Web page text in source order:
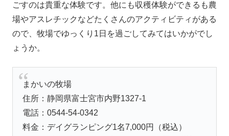
ごすのは貴重な体験です。他にも収穫体験ができるも農
場やアスレチックなどたくさんのアクティビティがある
ので、牧場でゆっくり1日を過ごしてみてはいかがでし
ょうか。
まかいの牧場
住所：静岡県富士宮市内野1327-1
電話：0544-54-0342
料金：デイグランピング1名7,000円（税込）